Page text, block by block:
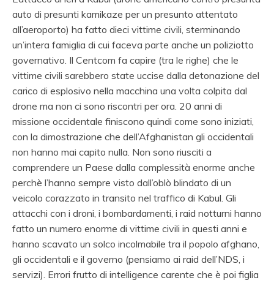
auto di presunti kamikaze per un presunto attentato
all’aeroporto) ha fatto dieci vittime civili, sterminando
un’intera famiglia di cui faceva parte anche un poliziotto
governativo. Il Centcom fa capire (tra le righe) che le
vittime civili sarebbero state uccise dalla detonazione del
carico di esplosivo nella macchina una volta colpita dal
drone ma non ci sono riscontri per ora. 20 anni di
missione occidentale finiscono quindi come sono iniziati,
con la dimostrazione che dell’Afghanistan gli occidentali
non hanno mai capito nulla. Non sono riusciti a
comprendere un Paese dalla complessità enorme anche
perchè l’hanno sempre visto dall’oblò blindato di un
veicolo corazzato in transito nel traffico di Kabul. Gli
attacchi con i droni, i bombardamenti, i raid notturni hanno
fatto un numero enorme di vittime civili in questi anni e
hanno scavato un solco incolmabile tra il popolo afghano,
gli occidentali e il governo (pensiamo ai raid dell’NDS, i
servizi). Errori frutto di intelligence carente che è poi figlia